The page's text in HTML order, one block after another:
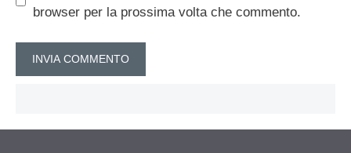
browser per la prossima volta che commento.